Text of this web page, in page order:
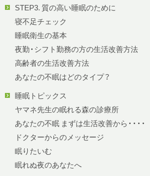
STEP3. 質の高い睡眠のために
寝不足チェック
睡眠衛生の基本
夜勤・シフト勤務の方の生活改善方法
高齢者の生活改善方法
あなたの不眠はどのタイプ？
睡眠トピックス
ヤマネ先生の眠れる森の診療所
あなたの不眠 まずは生活改善から・・・・
ドクターからのメッセージ
眠りたいむ
眠れぬ夜のあなたへ